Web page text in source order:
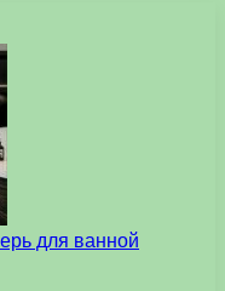
для ванной